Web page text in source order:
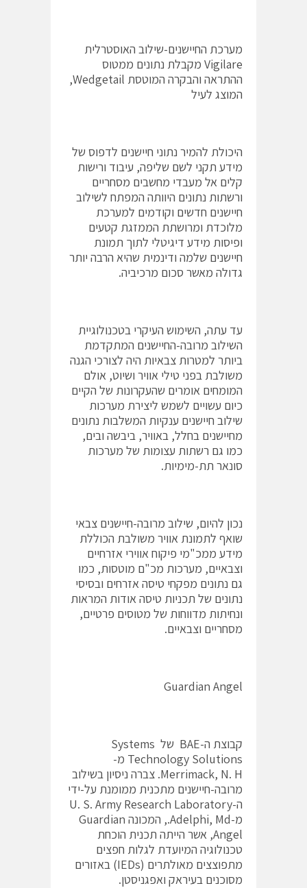
מערכת החיישנים-שילוב האוסטרלית
Vigilare מקבלת נתונים ממטוס
ההתראה והבקרה המוטסת Wedgetail,
המוצג לעיל
היכולת להמיר נתוני חיישנים לדפוס של
מידע תקני לשם שליפה, עיבוד ורישות
קלים אל מעבדי מחשבים מסחריים
ורשתות נתונים היוותה המפתח לשילוב
חיישנים חדשים וקודמים למערכת
מלוכדת ומרושתת הממזגת קטעים
ופיסות מידע דיגיטלי לתוך תמונת
חיישנים שלמה ודינמית שהיא הרבה יותר
גדולה מאשר סכום מרכיביה.
עד עתה, השימוש העיקרי בטכנולוגיית
השילוב מרובה-החיישנים המתקדמת
ביותר למטרות צבאיות היה לצורכי הגנה
משולבת בפני טילי אוויר ושיוט, אולם
המומחים אומרים שהעקרונות של הקיים
כיום עשויים לשמש ליצירת מערכות
שילוב חיישנים ענקיות המשלבות נתונים
מחיישנים בחלל, באוויר, ביבשה ובים,
כמו גם רשתות עצומות של מערכות
סונאר תת-מימיות.
נכון להיום, שילוב מרובה-חיישנים צבאי
שואף לתמונת אוויר משולבת הכוללת
מידע ממכ"מי פיקוח אווירי אזרחיים
וצבאיים, מערכות מכ"ם מוטסות, כמו
גם נתונים מפקחי טיסה אזרחים ובסיסי
נתונים של תכניות טיסה אודות המראות
ונחיתות מדווחות של מטוסים פרטיים,
מסחריים וצבאיים.
Guardian Angel
קבוצת ה-BAE של Systems
Technology Solutions מ-
Merrimack, N. H. צברה ניסיון בשילוב
מרובה-חיישנים מתכנית ממומנת על-ידי
ה-U. S. Army Research Laboratory
מ-Adelphi, Md., המכונה Guardian
Angel, אשר הייתה תכנית הוכחת
טכנולוגיה המיועדת לגלות חפצים
מתפוצצים מאולתרים (IEDs) באזורים
מסוכנים בעיראק ואפגניסטן.